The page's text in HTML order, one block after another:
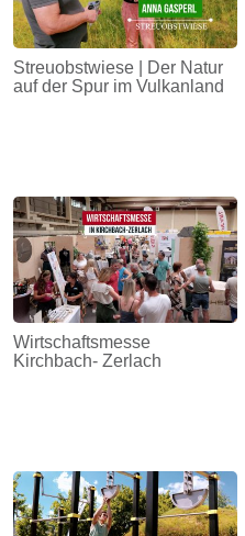
Streuobstwiese | Der Natur
auf der Spur im Vulkanland
Wirtschaftsmesse
Kirchbach- Zerlach